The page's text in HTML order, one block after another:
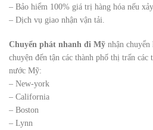
– Bảo hiểm 100% giá trị hàng hóa nếu
– Dịch vụ giao nhận vận tải.
Chuyển phát nhanh đi Mỹ nhận
chuyện đến tận các thành phố thị trấn các
nước Mỹ:
– New-york
– California
– Boston
– Lynn